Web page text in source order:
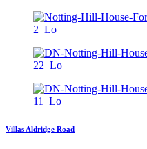
Villas Aldridge Road